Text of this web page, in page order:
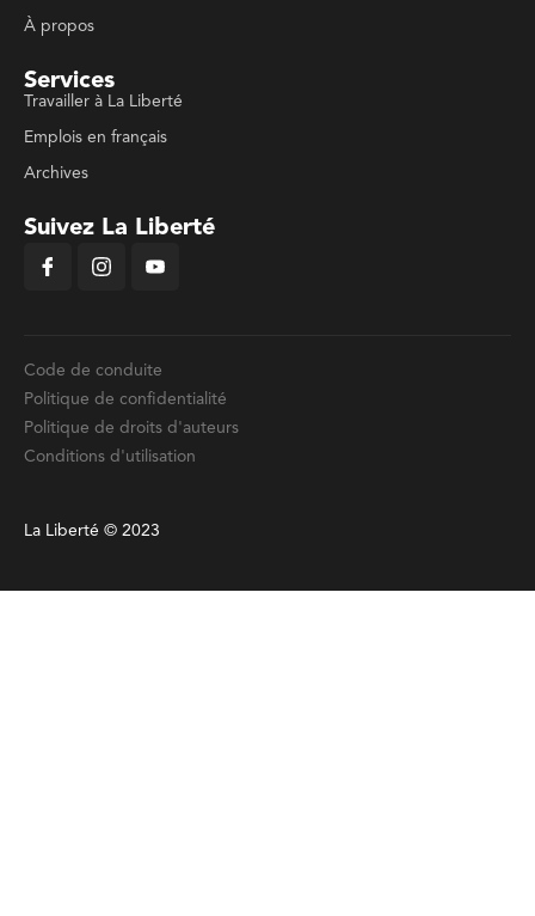
À propos
Services
Travailler à La Liberté
Emplois en français
Archives
Suivez La Liberté
Code de conduite
Politique de confidentialité
Politique de droits d'auteurs
Conditions d'utilisation
La Liberté © 2023